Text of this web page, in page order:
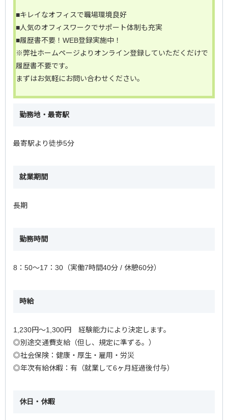
■キレイなオフィスで職場環境良好
■人気のオフィスワークでサポート体制も充実
■履歴書不要！WEB登録実施中！
※弊社ホームページよりオンライン登録していただくだけで
履歴書不要です。
まずはお気軽にお問い合わせください。
勤務地・最寄駅
最寄駅より徒歩5分
就業期間
長期
勤務時間
8：50～17：30（実働7時間40分 / 休憩60分）
時給
1,230円～1,300円 経験能力により決定します。
◎別途交通費支給（但し、規定に準ずる。）
◎社会保険：健康・厚生・雇用・労災
◎年次有給休暇：有（就業して6ヶ月経過後付与）
休日・休暇